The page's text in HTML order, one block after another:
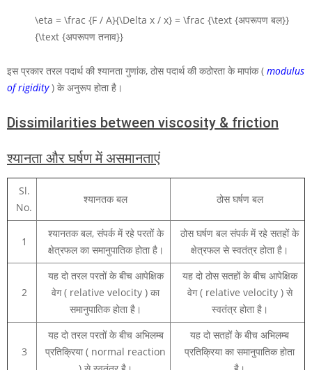
\eta = \frac {F / A}{\Delta x / x} = \frac {\text {अपरूपण बल}}
{\text {अपरूपण तनाव}}
इस प्रकार तरल पदार्थ की श्यानता गुणांक, ठोस पदार्थ की कठोरता के मापांक ( modulus
of rigidity) के अनुरूप होता है।
Dissimilarities between viscosity & friction
श्यानता और घर्षण में असमानताएं
Sl.
No.
श्यानतक बल ठोस घर्षण बल
1
श्यानतक बल, संपर्क में रहे परतों के
क्षेत्रफल का समानुपातिक होता है।
ठोस घर्षण बल संपर्क में रहे सतहों के
क्षेत्रफल से स्वतंत्र होता है।
2
यह दो तरल परतों के बीच आपेक्षिक
वेग ( relative velocity ) का
समानुपातिक होता है।
यह दो ठोस सतहों के बीच आपेक्षिक
वेग ( relative velocity ) से
स्वतंत्र होता है।
3
यह दो तरल परतों के बीच अभिलम्ब
प्रतिक्रिया ( normal reaction
यह दो सतहों के बीच अभिलम्ब
प्रतिक्रिया का समानुपातिक होता